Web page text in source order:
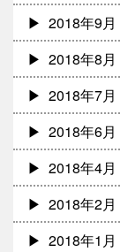
2018年9月
2018年8月
2018年7月
2018年6月
2018年4月
2018年2月
2018年1月